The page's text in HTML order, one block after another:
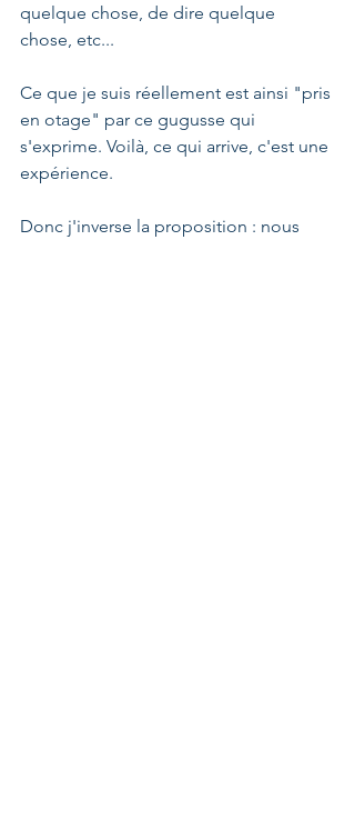
quelque chose, de dire quelque
chose, etc...
Ce que je suis réellement est ainsi "pris
en otage" par ce gugusse qui
s'exprime. Voilà, ce qui arrive, c'est une
expérience.
Donc j'inverse la proposition : nous